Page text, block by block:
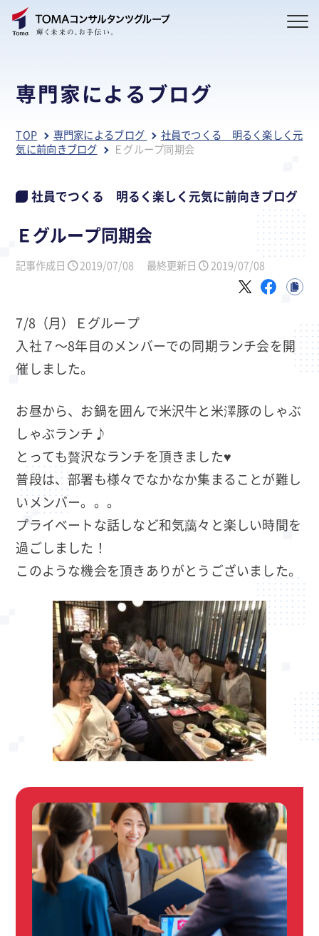
専門家によるブログ
TOP 専門家によるブログ
社員でつくる 明るく楽しく元
気に前向きブログ
Ｅグループ同期会
社員でつくる 明るく楽しく元気に前向きブログ
Ｅグループ同期会
記事作成日 2019/07/08 最終更新日 2019/07/08
7/8（月）Ｅグループ
入社７～8年目のメンバーでの同期ランチ会を開
催しました。
お昼から、お鍋を囲んで米沢牛と米澤豚のしゃぶ
しゃぶランチ♪
とっても贅沢なランチを頂きました♥
普段は、部署も様々でなかなか集まることが難し
いメンバー。。。
プライベートな話しなど和気藹々と楽しい時間を
過ごしました！
このような機会を頂きありがとうございました。